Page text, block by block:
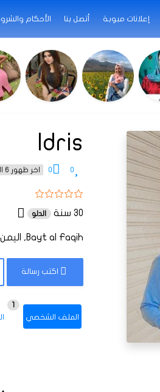
إعلانات مبوبة أتصل بنا الأحكام
Idris
0
0 اخر ظهور 6 الشهور منذ
30 سنة الدلو
Bayt al Faqih, اليمن
اكتب رسالة
الملف الشخصي
1